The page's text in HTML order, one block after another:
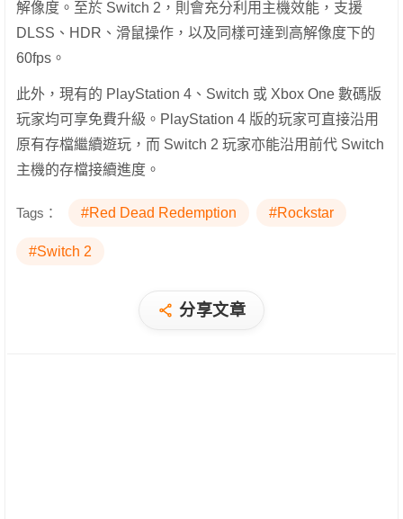
解像度。至於 Switch 2，則會充分利用主機效能，支援
DLSS、HDR、滑鼠操作，以及同樣可達到高解像度下的
60fps。
此外，現有的 PlayStation 4、Switch 或 Xbox One 數碼版
玩家均可享免費升級。PlayStation 4 版的玩家可直接沿用
原有存檔繼續遊玩，而 Switch 2 玩家亦能沿用前代 Switch
主機的存檔接續進度。
Tags： #Red Dead Redemption #Rockstar
#Switch 2
分享文章